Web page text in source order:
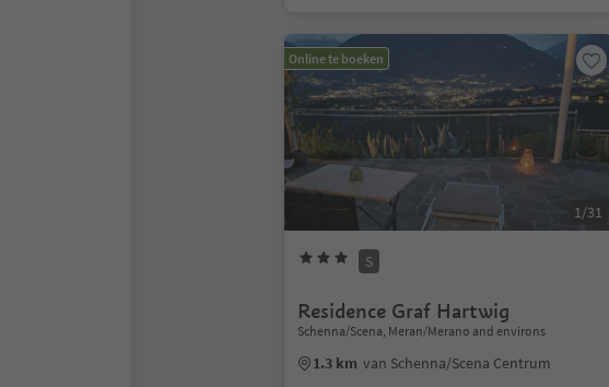
Online te boeken
1/31
S
Residence Graf Hartwig
Schenna/Scena, Meran/Merano and environs
1.3 km van Schenna/Scena Centrum